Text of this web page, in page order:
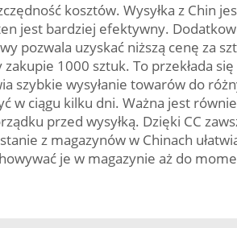
kosztów. Wysyłka z Chin
jest bardziej efektywny.
uzyskać niższą cenę za
1000 sztuk. To przekłada
szybkie wysyłanie towarów do
ciągu kilku dni. Ważna jest
przed wysyłką. Dzięki CC
z magazynów w Chinach
je w magazynie aż do